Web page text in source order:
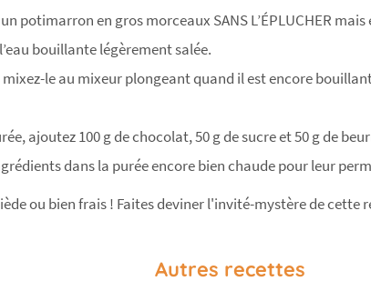
potimarron en gros morceaux SANS L’ÉPLUCHER
bouillante légèrement salée.
le au mixeur plongeant quand il est encore
ajoutez 100 g de chocolat, 50 g de sucre et 50 g de
dans la purée encore bien chaude pour leur
ou bien frais ! Faites deviner l'invité-mystère de
Autres recettes